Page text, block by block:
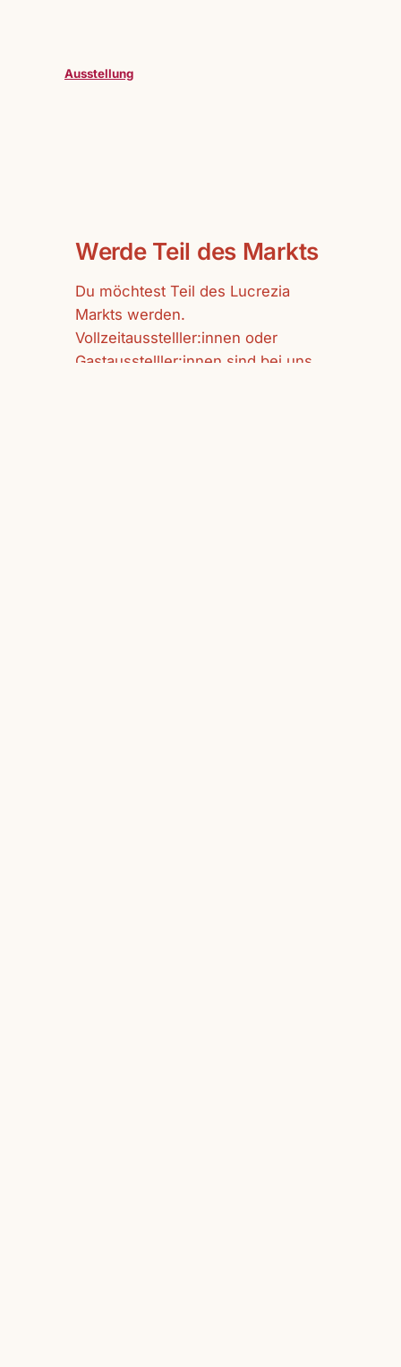
Ausstellung
Werde Teil des Markts
Du möchtest Teil des Lucrezia
Markts werden.
Vollzeitausstelller:innen oder
Gastausstelller:innen sind bei uns